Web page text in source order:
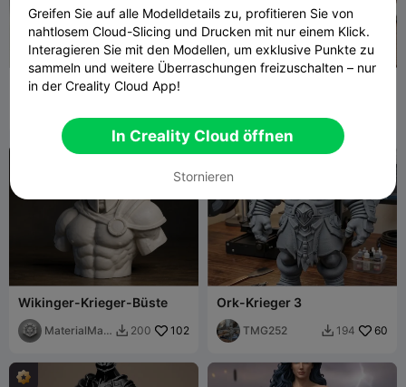
Helm
Wikinger-Krieger-Büste
MaterialMatr  200 102
Ork-Krieger 3
TMG252  194 60
Greifen Sie auf alle Modelldetails zu, profitieren Sie von
nahtlosem Cloud-Slicing und Drucken mit nur einem Klick.
Interagieren Sie mit den Modellen, um exklusive Punkte zu
sammeln und weitere Überraschungen freizuschalten – nur
in der Creality Cloud App!
In Creality Cloud öffnen
Stornieren